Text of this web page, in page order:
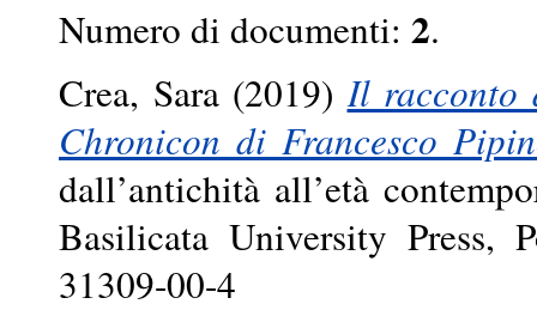
Numero di documenti: 2.
Crea, Sara(2019)Il racconto
Chronicon di Francesco
dall’antichità all’età
Basilicata University Press,
31309-00-4